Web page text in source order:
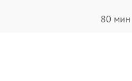
80 мин